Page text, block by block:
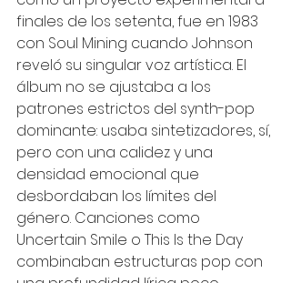
finales de los setenta, fue en 1983
con Soul Mining cuando Johnson
reveló su singular voz artística. El
álbum no se ajustaba a los
patrones estrictos del synth-pop
dominante: usaba sintetizadores, sí,
pero con una calidez y una
densidad emocional que
desbordaban los límites del
género. Canciones como
Uncertain Smile o This Is the Day
combinaban estructuras pop con